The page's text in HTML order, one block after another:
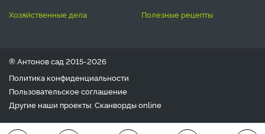
хозяйственные дела
полезные рецепты
® Антонов сад 2015-2026
Политика конфиденциальности
Пользовательское соглашение
Другие наши проекты: Сканвордыonline
Любое использование материала допускается только с